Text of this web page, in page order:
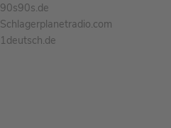
90s90s.de
Schlagerplanetradio.com
1deutsch.de